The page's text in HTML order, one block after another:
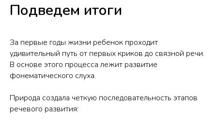
Подведем итоги
За первые годы жизни ребенок проходит
удивительный путь от первых криков до связной речи.
В основе этого процесса лежит развитие
фонематического слуха.
Природа создала четкую последовательность этапов
речевого развития: